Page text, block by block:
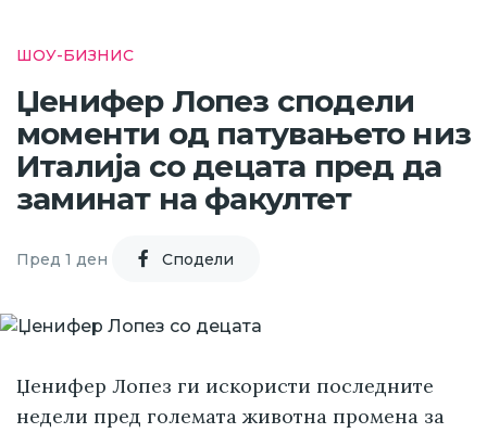
ШОУ-БИЗНИС
Џенифер Лопез сподели
моменти од патувањето низ
Италија со децата пред да
заминат на факултет
Пред 1 ден Cподели
Џенифер Лопез ги искористи последните
недели пред големата животна промена за